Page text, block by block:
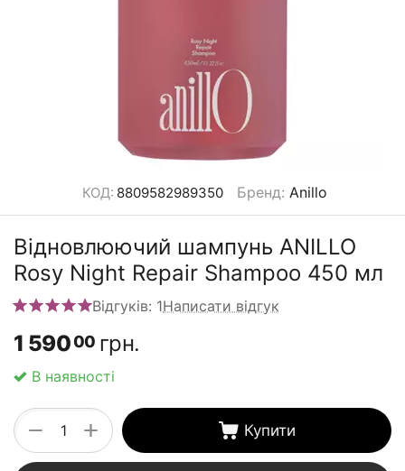
КОД: 8809582989350 Бренд: Anillo
Відновлюючий шампунь ANILLO
Rosy Night Repair Shampoo 450 мл
Відгуків: 1Написати відгук
1 59000 грн.
В наявності
+
− Купити